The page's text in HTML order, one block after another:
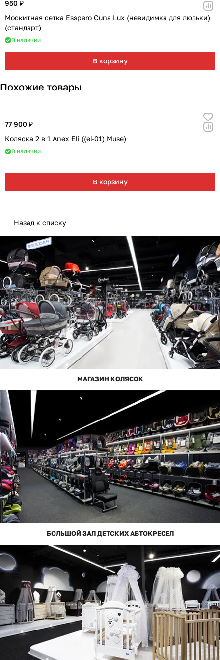
950 ₽
Москитная сетка Esspero Cuna Lux (невидимка для люльки)
(стандарт)
В наличии
В корзину
Похожие товары
77 900 ₽
Коляска 2 в 1 Anex Eli ((el-01) Muse)
В наличии
В корзину
Назад к списку
МАГАЗИН КОЛЯСОК
БОЛЬШОЙ ЗАЛ ДЕТСКИХ АВТОКРЕСЕЛ